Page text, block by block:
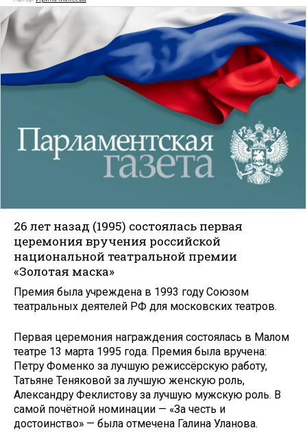
26 лет назад (1995) состоялась первая
церемония вручения российской
национальной театральной премии
«Золотая маска»
Премия была учреждена в 1993 году Союзом
театральных деятелей РФ для московских театров.
Первая церемония награждения состоялась в Малом
театре 13 марта 1995 года. Премия была вручена:
Петру Фоменко за лучшую режиссёрскую работу,
Татьяне Теняковой за лучшую женскую роль,
Александру Феклистову за лучшую мужскую роль. В
самой почётной номинации — «За честь и
достоинство» — была отмечена Галина Уланова.